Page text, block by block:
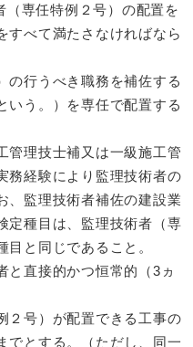
専任特例２号）の配置を
すべて満たさなければなら
行うべき職務を補佐する
いう。）を専任で配置する
理技士補又は一級施工管
務経験により監理技術者の
、監理技術者補佐の建設業
定種目は、監理技術者（専
と同じであること。
直接的かつ恒常的（3ヵ
号）が配置できる工事の
でとする。（ただし、同一